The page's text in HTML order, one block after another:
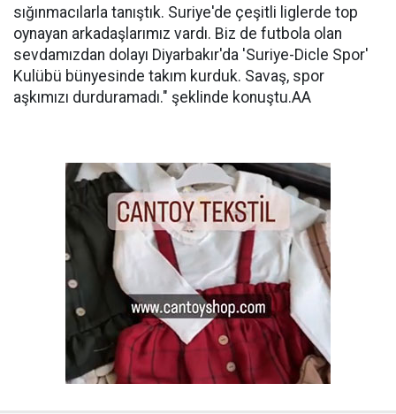
sığınmacılarla tanıştık. Suriye'de çeşitli liglerde top
oynayan arkadaşlarımız vardı. Biz de futbola olan
sevdamızdan dolayı Diyarbakır'da 'Suriye-Dicle Spor'
Kulübü bünyesinde takım kurduk. Savaş, spor
aşkımızı durduramadı." şeklinde konuştu.AA